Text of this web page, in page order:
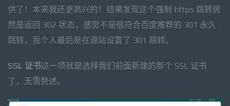
供了！本来我还更高兴的！结果发现这个强制 https 跳转居
然是返回 302 状态，感觉不是很符合百度推荐的 301 永久
跳转，我个人最后是在源站设置了 301 跳转。
SSL 证书这一项就是选择我们前面新建的那个 SSL 证书
了，无需赘述。